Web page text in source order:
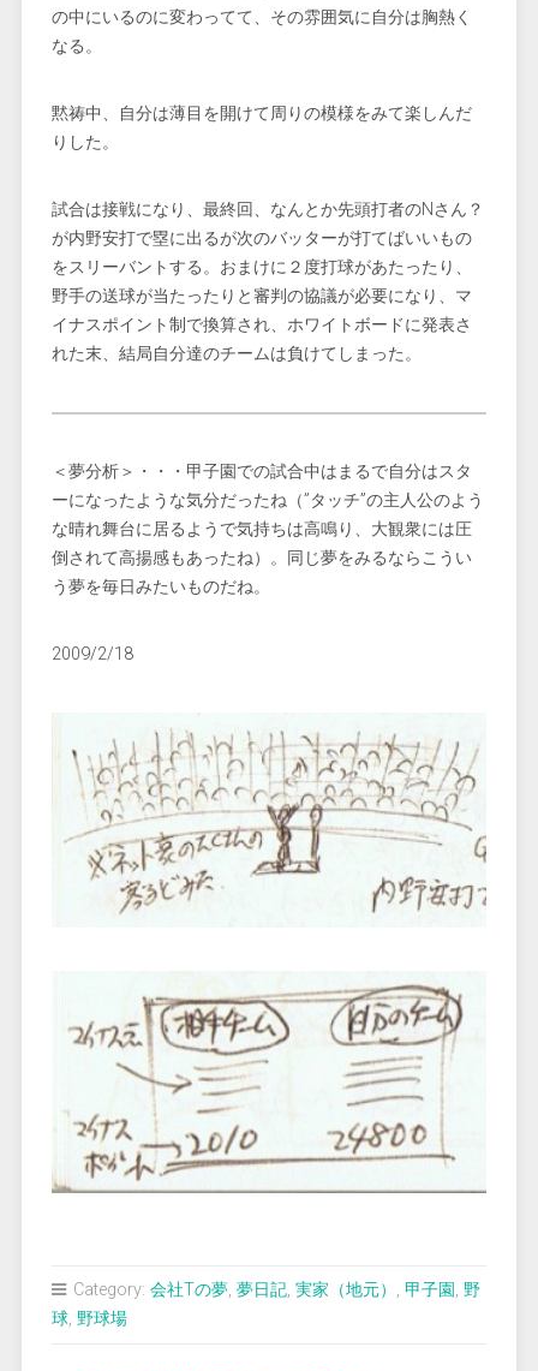
の中にいるのに変わってて、その雰囲気に自分は胸熱く
なる。
黙祷中、自分は薄目を開けて周りの模様をみて楽しんだ
りした。
試合は接戦になり、最終回、なんとか先頭打者のNさん？
が内野安打で塁に出るが次のバッターが打てばいいもの
をスリーバントする。おまけに２度打球があたったり、
野手の送球が当たったりと審判の協議が必要になり、マ
イナスポイント制で換算され、ホワイトボードに発表さ
れた末、結局自分達のチームは負けてしまった。
＜夢分析＞・・・甲子園での試合中はまるで自分はスタ
ーになったような気分だったね（”タッチ”の主人公のよう
な晴れ舞台に居るようで気持ちは高鳴り、大観衆には圧
倒されて高揚感もあったね）。同じ夢をみるならこうい
う夢を毎日みたいものだね。
2009/2/18
Category: 会社Tの夢, 夢日記, 実家（地元） , 甲子園, 野
球, 野球場